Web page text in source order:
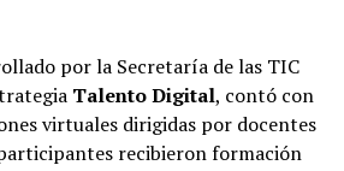
por la Secretaría de las TIC
Talento Digital, contó con
virtuales dirigidas por docentes
recibieron formación